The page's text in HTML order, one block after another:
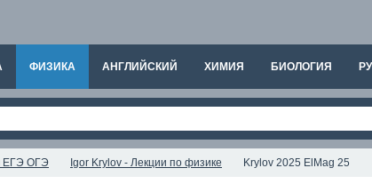
ФИЗИКА АНГЛИЙСКИЙ ХИМИЯ БИОЛОГИЯ
ЕГЭ ОГЭ Igor Krylov - Лекции по физике Krylov 2025 ElMag 25